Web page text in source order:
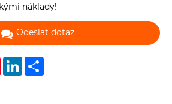
náklady!
Odeslat dotaz
PinterestLinkedIn